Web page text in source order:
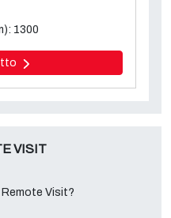
1300
VISIT
Visit?